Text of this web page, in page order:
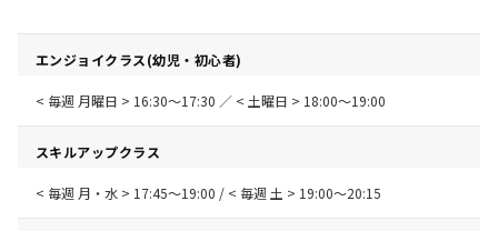
エンジョイクラス(幼児・初心者)
< 毎週 月曜日 > 16:30〜17:30 ／ < 土曜日 > 18:00〜19:00
スキルアップクラス
< 毎週 月・水 > 17:45〜19:00 / < 毎週 土 > 19:00～20:15